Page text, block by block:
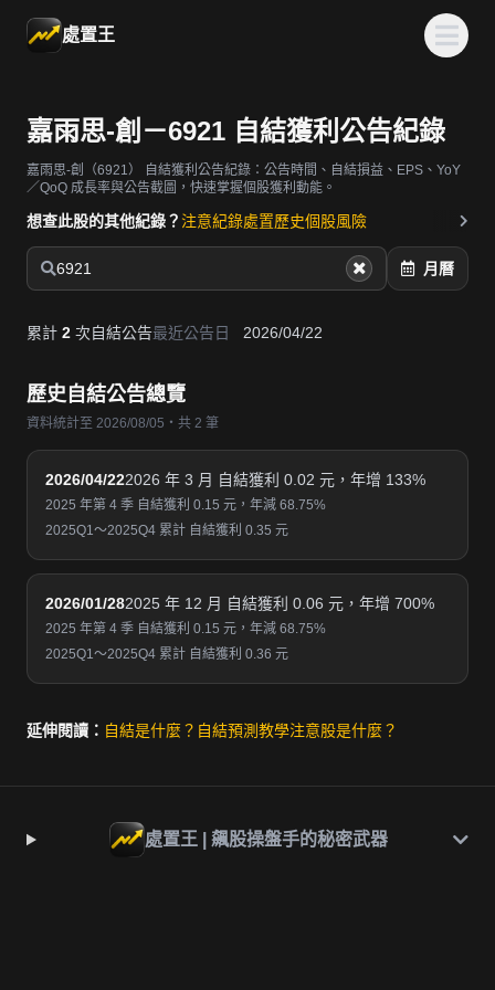
處置王
嘉雨思-創－6921 自結獲利公告紀錄
嘉雨思-創（6921）
自結獲利公告紀錄：公告時間、自結損益、EPS、YoY
／QoQ 成長率與公告截圖，快速掌握個股獲利動能。
想查此股的其他紀錄？ 注意紀錄處置歷史個股風險
6921 月曆
累計 2 次自結公告最近公告日 2026/04/22
歷史自結公告總覽
資料統計至 2026/08/05・共 2 筆
2026/04/222026 年 3 月 自結獲利 0.02 元，年增 133%
2025 年第 4 季 自結獲利 0.15 元，年減 68.75%
2025Q1～2025Q4 累計 自結獲利 0.35 元
2026/01/282025 年 12 月 自結獲利 0.06 元，年增 700%
2025 年第 4 季 自結獲利 0.15 元，年減 68.75%
2025Q1～2025Q4 累計 自結獲利 0.36 元
延伸閱讀： 自結是什麼？ 自結預測教學注意股是什麼？
處置王 | 飆股操盤手的秘密武器